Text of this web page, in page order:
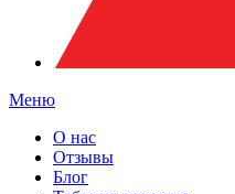
Меню
О нас
Отзывы
Блог